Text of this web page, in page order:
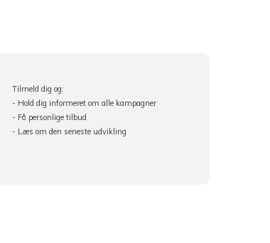
Tilmeld dig og:
- Hold dig informeret om alle kampagner
- Få personlige tilbud
- Læs om den seneste udvikling